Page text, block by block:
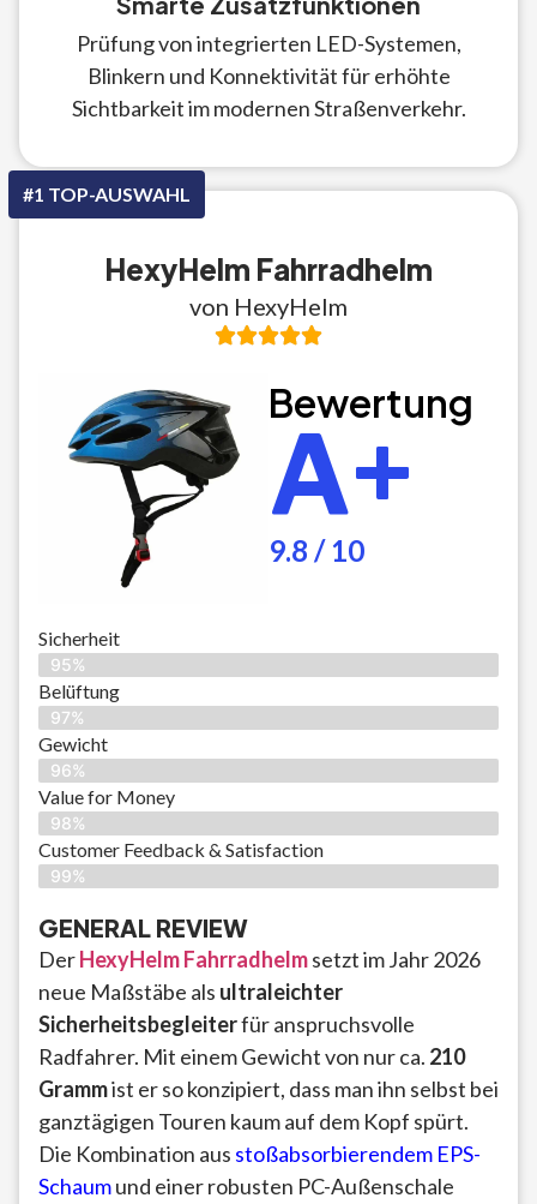
Prüfung von integrierten LED-Systemen,
Blinkern und Konnektivität für erhöhte
Sichtbarkeit im modernen Straßenverkehr.
#1 TOP-AUSWAHL
HexyHelm Fahrradhelm
von HexyHelm
Bewertung
A+
9.8 / 10
Sicherheit
95%
Belüftung
97%
Gewicht
96%
Value for Money
98%
Customer Feedback & Satisfaction​
99%
GENERAL REVIEW
DerHexyHelm Fahrradhelmsetzt im Jahr 2026
neue Maßstäbe als ultraleichter
Sicherheitsbegleiterfür anspruchsvolle
Radfahrer. Mit einem Gewicht von nur ca. 210
Grammist er so konzipiert, dass man ihn selbst bei
ganztägigen Touren kaum auf dem Kopf spürt.
Die Kombination aus stoßabsorbierendem EPS-
Schaumund einer robusten PC-Außenschale